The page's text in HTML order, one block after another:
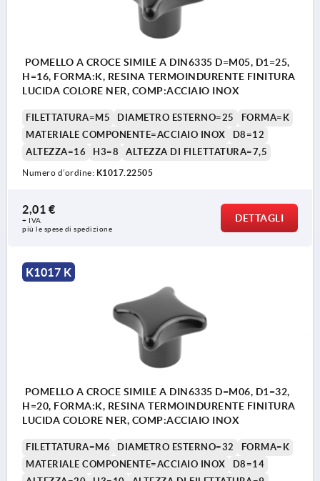
POMELLO A CROCE SIMILE A DIN6335 D=M05, D1=25,
H=16, FORMA:K, RESINA TERMOINDURENTE FINITURA
LUCIDA COLORE NER, COMP:ACCIAIO INOX
FILETTATURA=M5 DIAMETRO ESTERNO=25
FORMA=K
MATERIALE COMPONENTE=ACCIAIO INOX
D8=12
ALTEZZA=16
H3=8 ALTEZZA DI FILETTATURA=7,5
Numero d’ordine: K1017.22505
2,01 €
+ IVA
più le spese di spedizione
DETTAGLI
K1017 K
POMELLO A CROCE SIMILE A DIN6335 D=M06, D1=32,
H=20, FORMA:K, RESINA TERMOINDURENTE FINITURA
LUCIDA COLORE NER, COMP:ACCIAIO INOX
FILETTATURA=M6 DIAMETRO ESTERNO=32
FORMA=K
MATERIALE COMPONENTE=ACCIAIO INOX
D8=14